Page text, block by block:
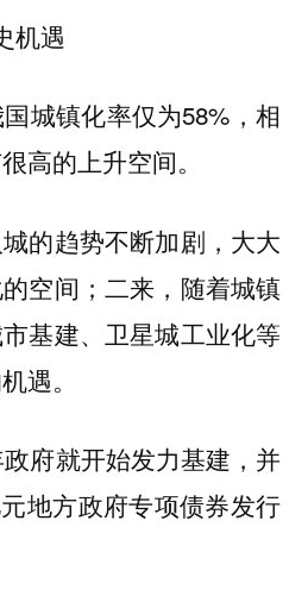
机遇
城镇化率仅为58%，相
高的上升空间。
的趋势不断加剧，大大
空间；二来，随着城镇
基建、卫星城工业化等
遇。
府就开始发力基建，并
地方政府专项债券发行